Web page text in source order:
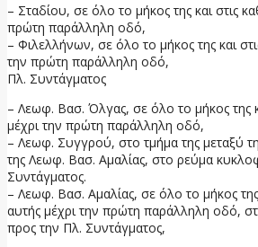
– Σταδίου, σε όλο το μήκος της και στις
πρώτη παράλληλη οδό,
– Φιλελλήνων, σε όλο το μήκος της και
την πρώτη παράλληλη οδό,
Πλ. Συντάγματος
– Λεωφ. Βασ. Όλγας, σε όλο το μήκος της
μέχρι την πρώτη παράλληλη οδό,
– Λεωφ. Συγγρού, στο τμήμα της μεταξύ
της Λεωφ. Βασ. Αμαλίας, στο ρεύμα
Συντάγματος.
– Λεωφ. Βασ. Αμαλίας, σε όλο το μήκος της
αυτής μέχρι την πρώτη παράλληλη οδό,
προς την Πλ. Συντάγματος,